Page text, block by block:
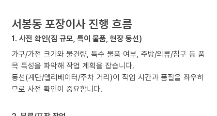
서봉동 포장이사 진행 흐름
1. 사전 확인(짐 규모, 특이 물품, 현장 동선)
가구/가전 크기와 물건량, 특수 물품 여부, 주방/의류/침구 등 품
목 특성을 파악해 작업 계획을 잡습니다.
동선(계단/엘리베이터/주차 거리)이 작업 시간과 품질을 좌우하
므로 사전 확인이 중요합니다.